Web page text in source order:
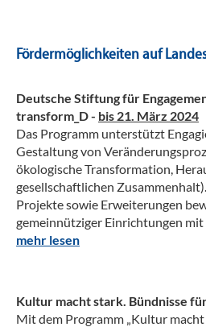
Fördermöglichkeiten auf
Deutsche Stiftung für
transform_D - bis 21. März 2024
Das Programm unterstützt
Gestaltung von
ökologische Transformation,
gesellschaftlichen
Projekte sowie Erweiterungen
gemeinnütziger Einrichtungen mit
mehr lesen
Kultur macht stark. Bündnisse
Mit dem Programm „Kultur